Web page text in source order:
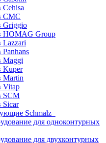
Cehisa
CMC
Griggio
HOMAG Group
Lazzari
Panhans
Maggi
Kuper
Martin
Vitap
SCM
Sicar
Schmalz
для одноконтурных
для двухконтурных